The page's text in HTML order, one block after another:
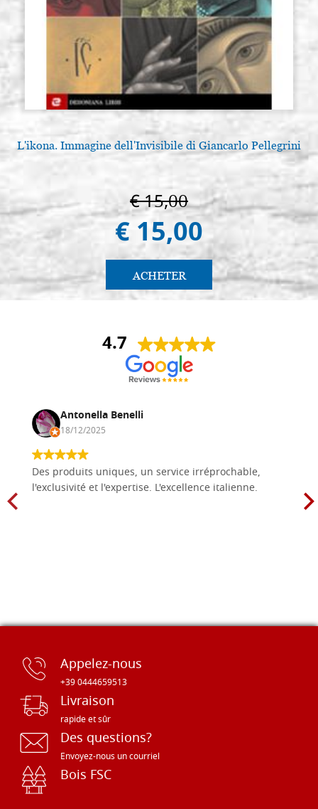
L'ikona. Immagine dell'Invisibile di Giancarlo Pellegrini
€ 15,00
€ 15,00
ACHETER
4.7
Antonella Benelli
18/12/2025
Des produits uniques, un service irréprochable,
l'exclusivité et l'expertise. L'excellence italienne.
Appelez-nous
+39 0444659513
Livraison
rapide et sûr
Des questions?
Envoyez-nous un courriel
Bois FSC